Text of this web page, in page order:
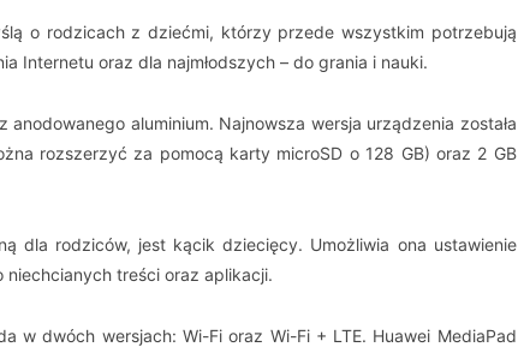
o rodzicach z dziećmi, którzy przede wszystkim potrzebują
Internetu oraz dla najmłodszych – do grania i nauki.
aluminium. Najnowsza wersja urządzenia została
rozszerzyć za pomocą karty microSD o 128 GB) oraz 2 GB
dla rodziców, jest kącik dziecięcy. Umożliwia ona ustawienie
treści oraz aplikacji.
w dwóch wersjach: Wi-Fi oraz Wi-Fi + LTE. Huawei MediaPad